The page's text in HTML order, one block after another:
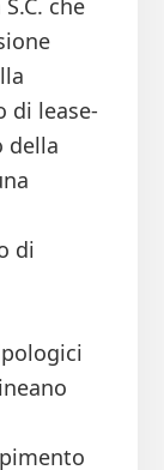
che
di lease-
della
di